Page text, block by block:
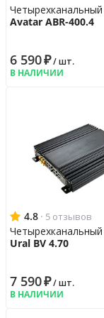
Четырехканальный
Avatar ABR-400.4
6 590₽/ шт.
В НАЛИЧИИ
4.8 · 5 отзывов
Четырехканальный
Ural BV 4.70
7 590₽/ шт.
В НАЛИЧИИ